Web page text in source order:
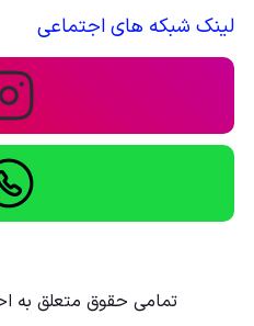
لینک شبکه های اجتماعی
تمامی حقوق متعلق به